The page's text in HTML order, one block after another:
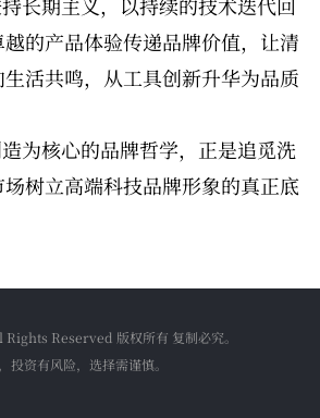
的产品体验传递品牌价值，让清
活共鸣，从工具创新升华为品质
为核心的品牌哲学，正是追觅洗
树立高端科技品牌形象的真正底
Reserved 版权所有 复制必究。
投资有风险，选择需谨慎。